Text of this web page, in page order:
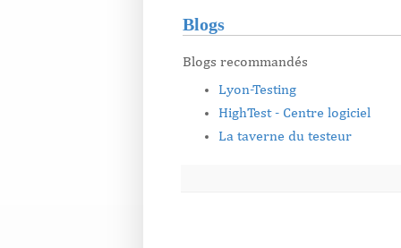
Blogs
Blogs recommandés
Lyon-Testing
HighTest - Centre logiciel
La taverne du testeur